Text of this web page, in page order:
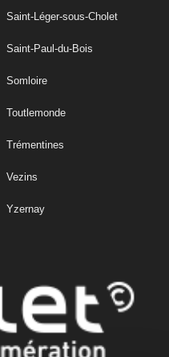
Saint-Léger-sous-Cholet
Saint-Paul-du-Bois
Somloire
Toutlemonde
Trémentines
Vezins
Yzernay